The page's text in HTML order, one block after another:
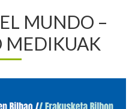
MUNDO –
MEDIKUAK